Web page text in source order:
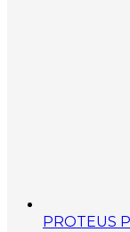
PROTEUS